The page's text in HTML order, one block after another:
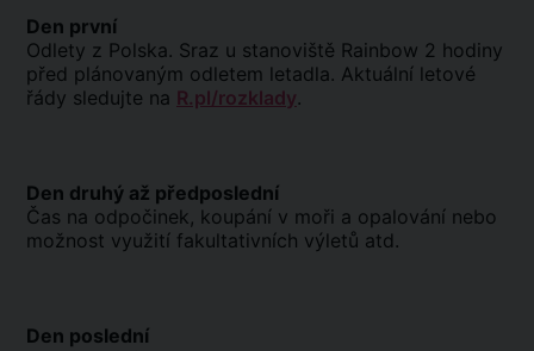
Den první
Odlety z Polska. Sraz u stanoviště Rainbow 2 hodiny
před plánovaným odletem letadla. Aktuální letové
řády sledujte na R.pl/rozklady.
Den druhý až předposlední
Čas na odpočinek, koupání v moři a opalování nebo
možnost využití fakultativních výletů atd.
Den poslední